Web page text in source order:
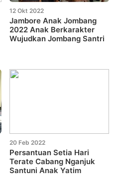
12 Okt 2022
Jambore Anak Jombang
2022 Anak Berkarakter
Wujudkan Jombang Santri
20 Feb 2022
Persantuan Setia Hari
Terate Cabang Nganjuk
Santuni Anak Yatim